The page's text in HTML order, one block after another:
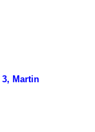
Martin